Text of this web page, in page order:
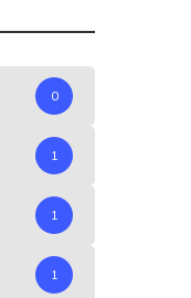
0
1
1
1